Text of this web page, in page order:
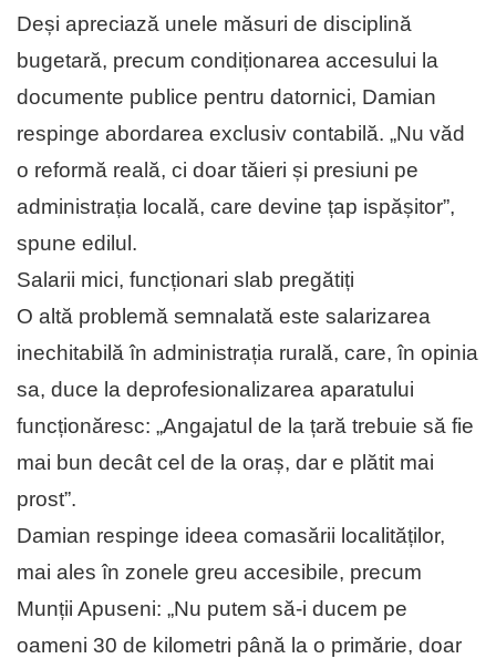
Deși apreciază unele măsuri de disciplină
bugetară, precum condiționarea accesului la
documente publice pentru datornici, Damian
respinge abordarea exclusiv contabilă. „Nu văd
o reformă reală, ci doar tăieri și presiuni pe
administrația locală, care devine țap ispășitor”,
spune edilul.
Salarii mici, funcționari slab pregătiți
O altă problemă semnalată este salarizarea
inechitabilă în administrația rurală, care, în opinia
sa, duce la deprofesionalizarea aparatului
funcționăresc: „Angajatul de la țară trebuie să fie
mai bun decât cel de la oraș, dar e plătit mai
prost”.
Damian respinge ideea comasării localităților,
mai ales în zonele greu accesibile, precum
Munții Apuseni: „Nu putem să-i ducem pe
oameni 30 de kilometri până la o primărie, doar